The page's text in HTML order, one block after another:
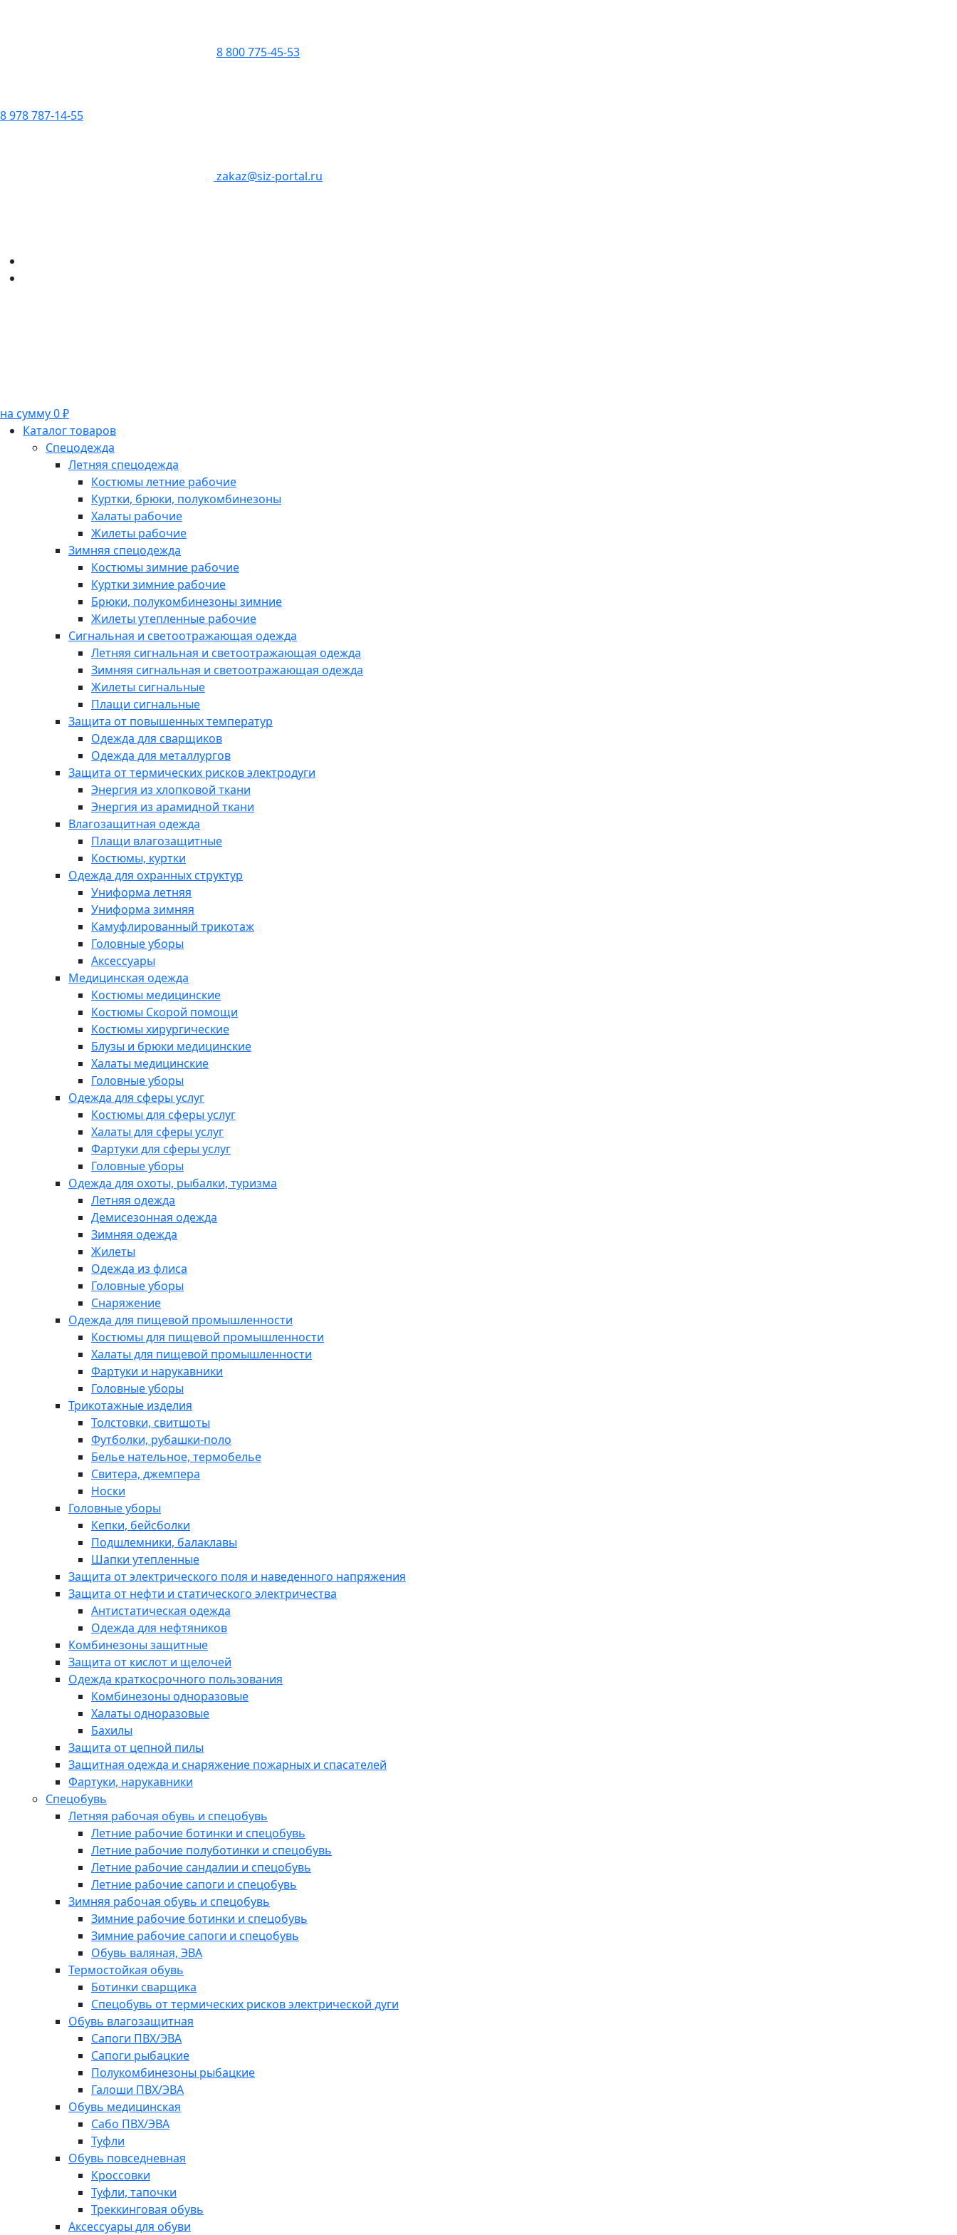
8 800 775-45-53
8 978 787-14-55
zakaz@siz-portal.ru
на сумму 0 ₽
Каталог товаров
Спецодежда
Летняя спецодежда
Костюмы летние рабочие
Куртки, брюки, полукомбинезоны
Халаты рабочие
Жилеты рабочие
Зимняя спецодежда
Костюмы зимние рабочие
Куртки зимние рабочие
Брюки, полукомбинезоны зимние
Жилеты утепленные рабочие
Сигнальная и светоотражающая одежда
Летняя сигнальная и светоотражающая одежда
Зимняя сигнальная и светоотражающая одежда
Жилеты сигнальные
Плащи сигнальные
Защита от повышенных температур
Одежда для сварщиков
Одежда для металлургов
Защита от термических рисков электродуги
Энергия из хлопковой ткани
Энергия из арамидной ткани
Влагозащитная одежда
Плащи влагозащитные
Костюмы, куртки
Одежда для охранных структур
Униформа летняя
Униформа зимняя
Камуфлированный трикотаж
Головные уборы
Аксессуары
Медицинская одежда
Костюмы медицинские
Костюмы Скорой помощи
Костюмы хирургические
Блузы и брюки медицинские
Халаты медицинские
Головные уборы
Одежда для сферы услуг
Костюмы для сферы услуг
Халаты для сферы услуг
Фартуки для сферы услуг
Головные уборы
Одежда для охоты, рыбалки, туризма
Летняя одежда
Демисезонная одежда
Зимняя одежда
Жилеты
Одежда из флиса
Головные уборы
Снаряжение
Одежда для пищевой промышленности
Костюмы для пищевой промышленности
Халаты для пищевой промышленности
Фартуки и нарукавники
Головные уборы
Трикотажные изделия
Толстовки, свитшоты
Футболки, рубашки-поло
Белье нательное, термобелье
Свитера, джемпера
Носки
Головные уборы
Кепки, бейсболки
Подшлемники, балаклавы
Шапки утепленные
Защита от электрического поля и наведенного напряжения
Защита от нефти и статического электричества
Антистатическая одежда
Одежда для нефтяников
Комбинезоны защитные
Защита от кислот и щелочей
Одежда краткосрочного пользования
Комбинезоны одноразовые
Халаты одноразовые
Бахилы
Защита от цепной пилы
Защитная одежда и снаряжение пожарных и спасателей
Фартуки, нарукавники
Спецобувь
Летняя рабочая обувь и спецобувь
Летние рабочие ботинки и спецобувь
Летние рабочие полуботинки и спецобувь
Летние рабочие сандалии и спецобувь
Летние рабочие сапоги и спецобувь
Зимняя рабочая обувь и спецобувь
Зимние рабочие ботинки и спецобувь
Зимние рабочие сапоги и спецобувь
Обувь валяная, ЭВА
Термостойкая обувь
Ботинки сварщика
Спецобувь от термических рисков электрической дуги
Обувь влагозащитная
Сапоги ПВХ/ЭВА
Сапоги рыбацкие
Полукомбинезоны рыбацкие
Галоши ПВХ/ЭВА
Обувь медицинская
Сабо ПВХ/ЭВА
Туфли
Обувь повседневная
Кроссовки
Туфли, тапочки
Треккинговая обувь
Аксессуары для обуви